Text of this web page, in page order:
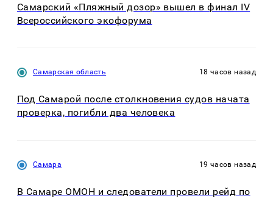
Самарский «Пляжный дозор» вышел в финал IV
Всероссийского экофорума
Самарская область 18 часов назад
Под Самарой после столкновения судов начата
проверка, погибли два человека
Самара 19 часов назад
В Самаре ОМОН и следователи провели рейд по